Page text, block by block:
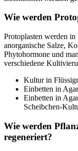
Wie werden
Protoplasten werden
anorganische Salze,
Phytohormone und
verschiedene
Kultur in
Einbetten in
Einbetten in
Scheibchen-
Wie werden
regeneriert?